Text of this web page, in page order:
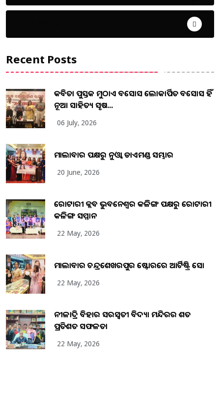
Recent Posts
କବିତା ପୁସ୍ତକ ମୁଠାଏ ଅବସୋସ ଲୋକାର୍ପିତ ଅବସୋସ ହିଁ
ନୂଆ ସାହିତ୍ୟ ସୃଷ...
06 July, 2026
ମାଲାବାର ପକ୍ଷରୁ ନୁଓ୍ବା ଡାଏମଣ୍ଡ ସମ୍ଭାର
20 June, 2026
ରୋଟାରୀ କ୍ଲବ ଭୁବନେଶ୍ୱର କଳିଙ୍ଗ ପକ୍ଷରୁ ରୋଟାରୀ
କଳିଙ୍ଗ ସମ୍ମାନ
22 May, 2026
ମାଲାବାର ଚନ୍ଦ୍ରଶେଖରପୁର ଷ୍ଟୋରରେ ଆର୍ଟିଷ୍ଟ୍ରି ସୋ
22 May, 2026
ନୀଳାଦ୍ରି ବିହାର ସରସ୍ୱତୀ ବିଦ୍ୟା ମନ୍ଦିରର ଶତ
ପ୍ରତିଶତ ସଫଳତା
22 May, 2026